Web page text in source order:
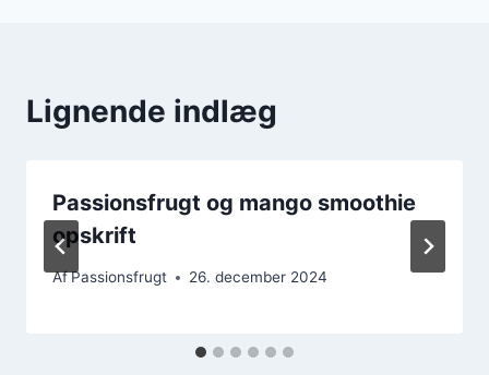
Lignende indlæg
Passionsfrugt og mango smoothie
opskrift
AfPassionsfrugt 26. december 2024